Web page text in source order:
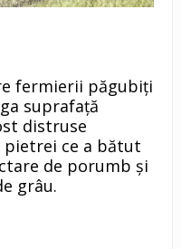
fermierii păgubiți
suprafață
distruse
pietrei ce a bătut
de porumb și
grâu.